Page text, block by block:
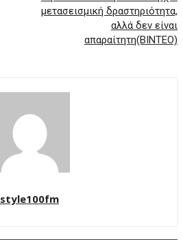
μετασεισμική δραστηριότητα,
αλλά δεν είναι
απαραίτητη(ΒΙΝΤΕΟ)
style100fm